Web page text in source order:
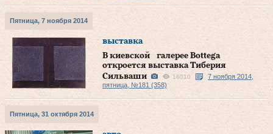
Пятница, 7 ноября 2014
выставка
В киевской галерее Bottega
откроется выставка Тиберия
Сильваши
16010
7 ноября 2014,
пятница, №181 (358)
Пятница, 31 октября 2014